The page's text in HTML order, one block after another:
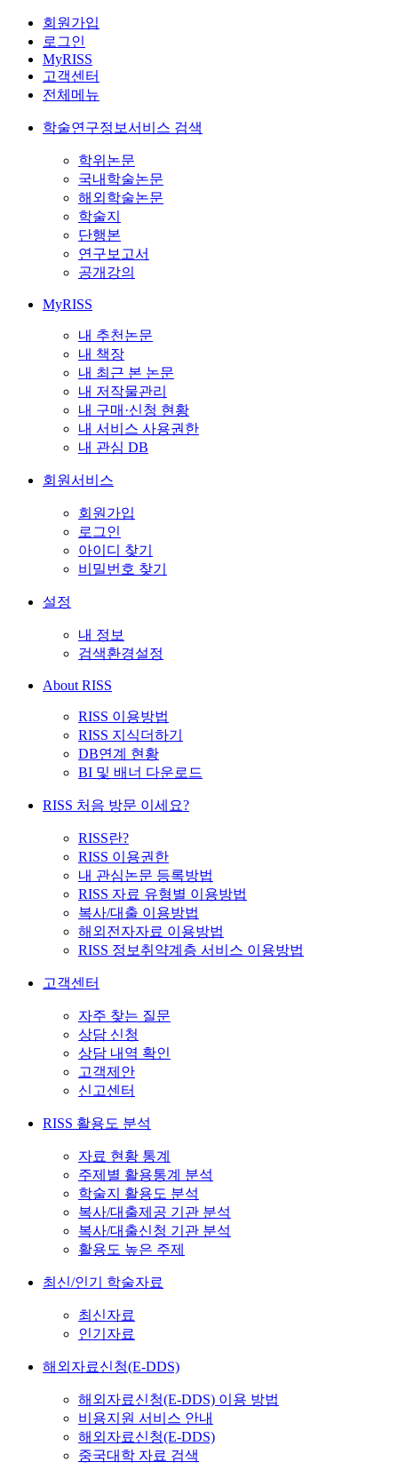
회원가입
로그인
MyRISS
고객센터
전체메뉴
학술연구정보서비스 검색
학위논문
국내학술논문
해외학술논문
학술지
단행본
연구보고서
공개강의
MyRISS
내 추천논문
내 책장
내 최근 본 논문
내 저작물관리
내 구매·신청 현황
내 서비스 사용권한
내 관심 DB
회원서비스
회원가입
로그인
아이디 찾기
비밀번호 찾기
설정
내 정보
검색환경설정
About RISS
RISS 이용방법
RISS 지식더하기
DB연계 현황
BI 및 배너 다운로드
RISS 처음 방문 이세요?
RISS란?
RISS 이용권한
내 관심논문 등록방법
RISS 자료 유형별 이용방법
복사/대출 이용방법
해외전자자료 이용방법
RISS 정보취약계층 서비스 이용방법
고객센터
자주 찾는 질문
상담 신청
상담 내역 확인
고객제안
신고센터
RISS 활용도 분석
자료 현황 통계
주제별 활용통계 분석
학술지 활용도 분석
복사/대출제공 기관 분석
복사/대출신청 기관 분석
활용도 높은 주제
최신/인기 학술자료
최신자료
인기자료
해외자료신청(E-DDS)
해외자료신청(E-DDS) 이용 방법
비용지원 서비스 안내
해외자료신청(E-DDS)
중국대학 자료 검색